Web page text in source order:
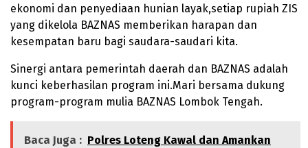
ekonomi dan penyediaan hunian layak,setiap rupiah ZIS
yang dikelola BAZNAS memberikan harapan dan
kesempatan baru bagi saudara-saudari kita.
Sinergi antara pemerintah daerah dan BAZNAS adalah
kunci keberhasilan program ini.Mari bersama dukung
program-program mulia BAZNAS Lombok Tengah.
Baca Juga : Polres Loteng Kawal dan Amankan